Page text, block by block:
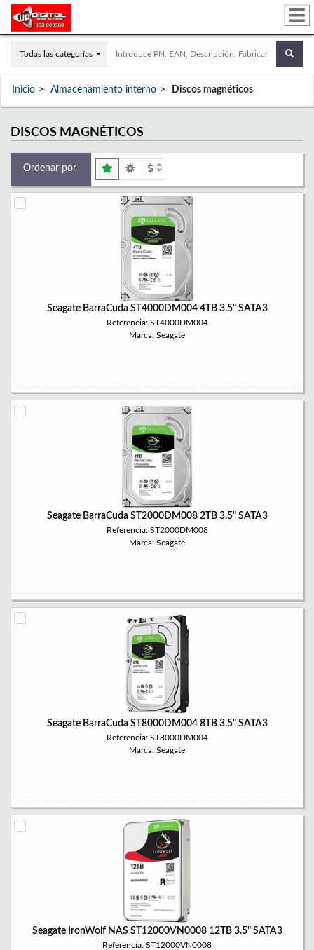
Todas las categorías
Inicio Almacenamiento interno Discos magnéticos
DISCOS MAGNÉTICOS
Ordenar por
Seagate BarraCuda ST4000DM004 4TB 3.5" SATA3
Referencia: ST4000DM004
Marca: Seagate
Seagate BarraCuda ST2000DM008 2TB 3.5" SATA3
Referencia: ST2000DM008
Marca: Seagate
Seagate BarraCuda ST8000DM004 8TB 3.5" SATA3
Referencia: ST8000DM004
Marca: Seagate
Seagate IronWolf NAS ST12000VN0008 12TB 3.5" SATA3
Referencia: ST12000VN0008